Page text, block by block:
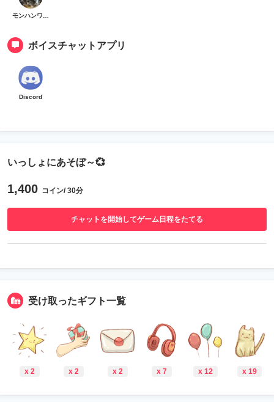
ボイスチャットアプリ
Discord
いっしょにあそぼ～💞
1,400 コイン/ 30分
チャットを開始してゲーム日程をたてる
受け取ったギフト一覧
x 2 x 2 x 2 x 7 x 12 x 19